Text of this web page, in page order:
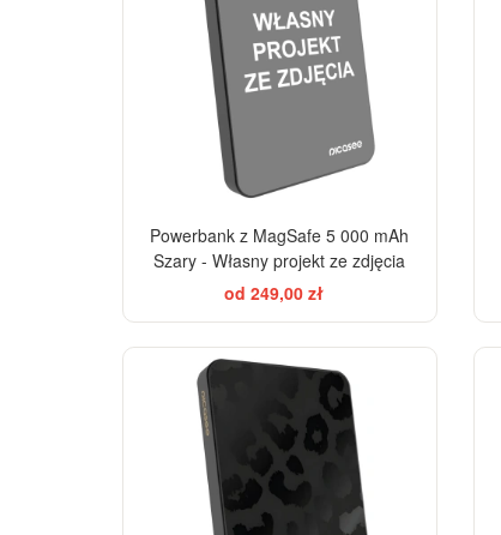
Powerbank z MagSafe 5 000 mAh
Szary - Własny projekt ze zdjęcia
od 249,00 zł